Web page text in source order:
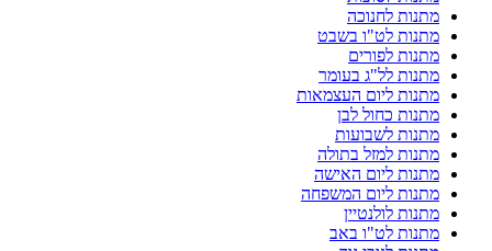
מתנות לחנוכה
מתנות לט"ו בשבט
מתנות לפורים
מתנות לל"ג בעומר
מתנות ליום העצמאות
מתנות כחול לבן
מתנות לשבועות
מתנות למזל בתולה
מתנות ליום האישה
מתנות ליום המשפחה
מתנות לולנטיין
מתנות לט"ו באב